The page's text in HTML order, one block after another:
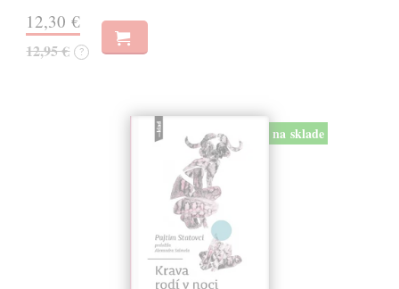
12,30 €
12,95 € ?
na sklade